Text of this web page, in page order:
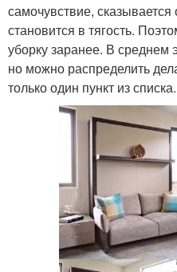
самочувствие,
становится в тягость.
уборку заранее. В среднем
но можно распределить
только один пункт из списка.